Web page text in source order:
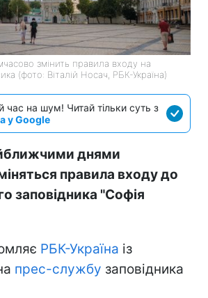
змінить правила входу на
(фото: Віталій Носач, РБК-Україна)
час на шум! Читай тільки суть з
у Google
днями
правила входу до
заповідника "Софія
РБК-Україна із
прес-службу заповідника